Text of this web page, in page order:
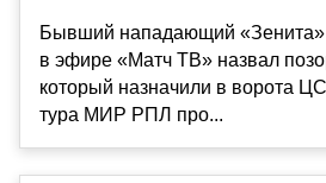
Бывший нападающий «Зенита»
в эфире «Матч ТВ» назвал
который назначили в ворота
тура МИР РПЛ про...